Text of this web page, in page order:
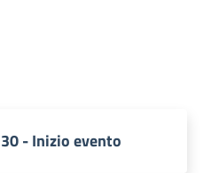
- Inizio evento